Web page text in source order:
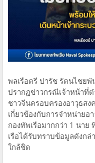
พลเรือตรี ปารัช รัตนไชยพั
ปรากฏข่าวกรณีเจ้าหน้าที่
ชาวจีนครอบครองอาวุธส
เกี่ยวข้องกับการจำหน่ายอ
กองทัพเรือมากกว่า 1 นาย
เรือได้รับทราบข้อมูลดังก
ใกล้ชิด